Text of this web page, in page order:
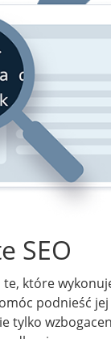
SEO
te, które
podnieść
tylko